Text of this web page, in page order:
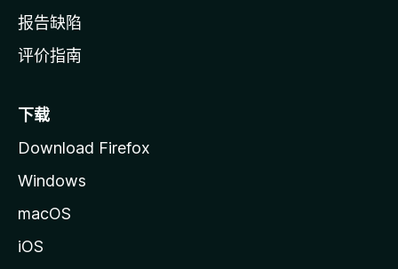
报告缺陷
评价指南
下载
Download Firefox
Windows
macOS
iOS